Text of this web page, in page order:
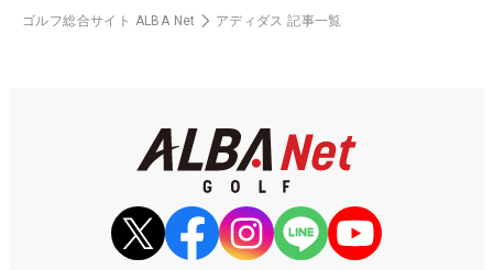
ゴルフ総合サイト ALBA Net アディダス 記事一覧